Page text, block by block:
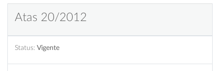
Atas 20/2012
Status: Vigente